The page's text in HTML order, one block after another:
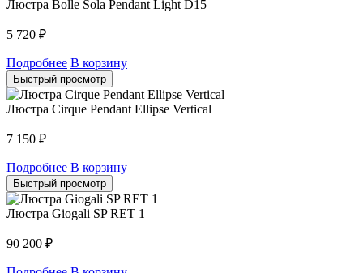
Люстра Bolle Sola Pendant Light D15
5 720 ₽
Подробнее В корзину
Быстрый просмотр
Люстра Cirque Pendant Ellipse Vertical
7 150 ₽
Подробнее В корзину
Быстрый просмотр
Люстра Giogali SP RET 1
90 200 ₽